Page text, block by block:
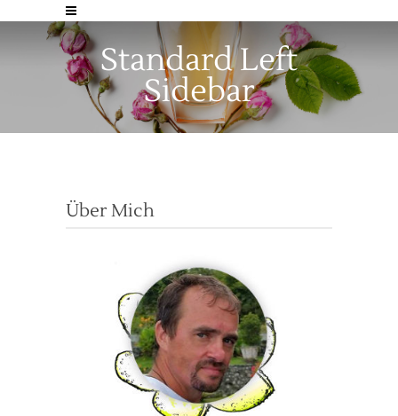
Standard Left
Sidebar
Über Mich